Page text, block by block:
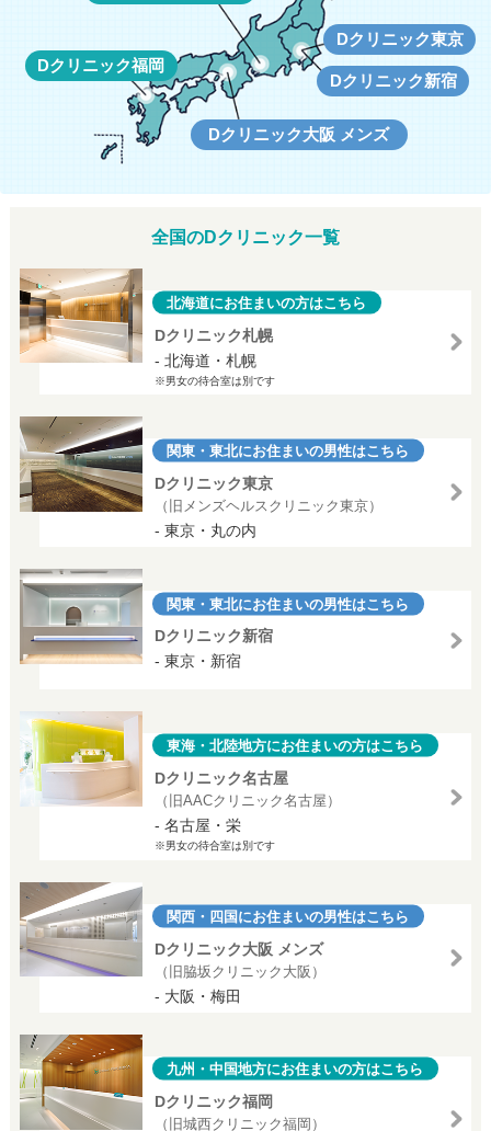
Dクリニック福岡
Dクリニック東京
Dクリニック新宿
Dクリニック大阪 メンズ
全国のDクリニック一覧
北海道にお住まいの方はこちら
Dクリニック札幌
- 北海道・札幌
※男女の待合室は別です
関東・東北にお住まいの男性はこちら
Dクリニック東京
（旧メンズヘルスクリニック東京）
- 東京・丸の内
関東・東北にお住まいの男性はこちら
Dクリニック新宿
- 東京・新宿
東海・北陸地方にお住まいの方はこちら
Dクリニック名古屋
（旧AACクリニック名古屋）
- 名古屋・栄
※男女の待合室は別です
関西・四国にお住まいの男性はこちら
Dクリニック大阪 メンズ
（旧脇坂クリニック大阪）
- 大阪・梅田
九州・中国地方にお住まいの方はこちら
Dクリニック福岡
（旧城西クリニック福岡）